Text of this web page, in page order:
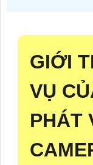
GIỚI
VỤ
PHÁT